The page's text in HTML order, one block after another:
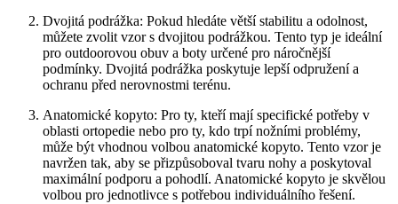
Dvojitá podrážka: Pokud ‍hledáte větší stabilitu a ​odolnost,
můžete zvolit vzor s dvojitou podrážkou. Tento​ typ je ideální
pro outdoorovou obuv‌ a‍ boty ‌určené pro náročnější
podmínky. Dvojitá podrážka poskytuje lepší odpružení a
ochranu před‌ nerovnostmi terénu.
Anatomické kopyto: Pro ty, kteří mají specifické potřeby v
oblasti⁢ ortopedie‍ nebo ‌pro ‍ty, kdo trpí nožními problémy,
může být vhodnou volbou anatomické⁢ kopyto. Tento vzor je
⁤navržen ‌tak, aby se přizpůsoboval tvaru nohy a poskytoval
maximální podporu a pohodlí.⁢ Anatomické kopyto je skvělou
volbou pro jednotlivce s potřebou individuálního⁤ řešení.